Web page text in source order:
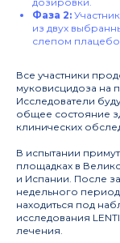
Фаза 2:
из двух
слепом
Все участники
муковисцидоза на
Исследователи
общее состояние
клинических
В испытании
площадках в
и Испании. После
недельного
находиться под
исследования
лечения.